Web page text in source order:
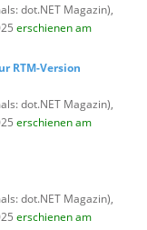
dot.NET Magazin),
erschienen am
RTM-Version
dot.NET Magazin),
erschienen am
dot.NET Magazin),
erschienen am